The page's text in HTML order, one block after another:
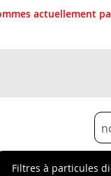
actuellement
Filtres à particules